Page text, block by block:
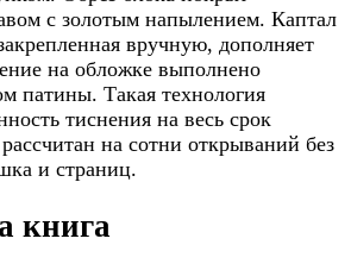
с золотым напылением. Каптал
вручную, дополняет
на обложке выполнено
патины. Такая технология
тиснения на весь срок
на сотни открываний без
и страниц.
книга